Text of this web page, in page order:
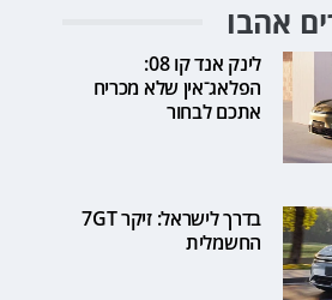
אהבו
לינק אנד קו 08:
הפלאג־אין שלא מכריח
אתכם לבחור
בדרך לישראל: זיקר 7GT
החשמלית